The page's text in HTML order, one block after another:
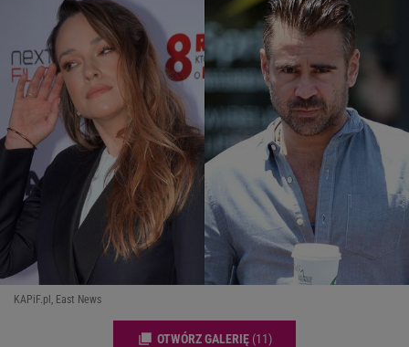
KAPiF.pl, East News
OTWÓRZ GALERIĘ (11)